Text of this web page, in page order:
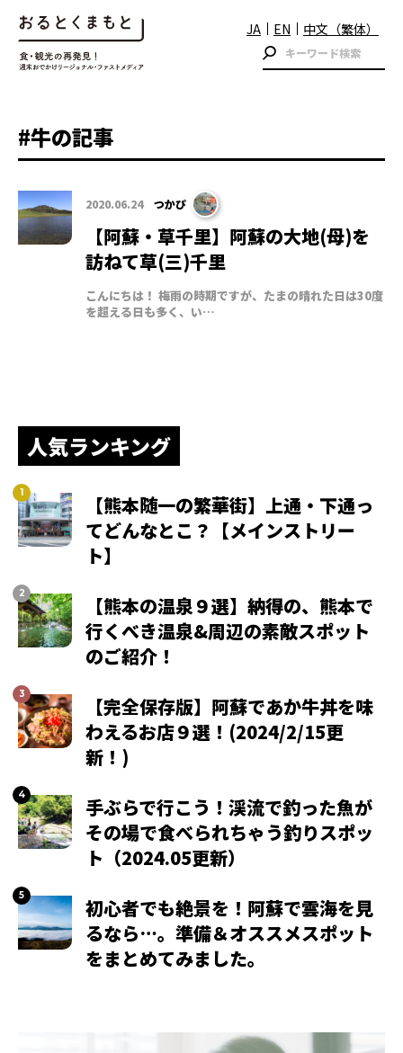
JA EN 中文（繁体）
#牛の記事
2020.06.24 つかぴ
【阿蘇・草千里】阿蘇の大地(母)を
訪ねて草(三)千里
こんにちは！ 梅雨の時期ですが、たまの晴れた日は30度
を超える日も多く、い…
人気ランキング
【熊本随一の繁華街】上通・下通っ
てどんなとこ？【メインストリー
ト】
【熊本の温泉９選】納得の、熊本で
行くべき温泉&周辺の素敵スポット
のご紹介！
【完全保存版】阿蘇であか牛丼を味
わえるお店９選！(2024/2/15更
新！)
手ぶらで行こう！渓流で釣った魚が
その場で食べられちゃう釣りスポッ
ト（2024.05更新）
初心者でも絶景を！阿蘇で雲海を見
るなら…。準備＆オススメスポット
をまとめてみました。